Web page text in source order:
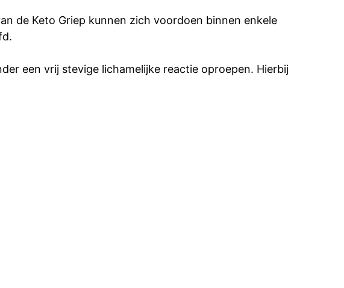
de Keto Griep kunnen zich voordoen binnen enkele
een vrij stevige lichamelijke reactie oproepen. Hierbij